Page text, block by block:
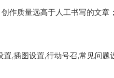
作质量远高于人工书写的文章；
,插图设置,行动号召,常见问题